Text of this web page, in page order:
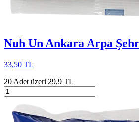
Nuh Un Ankara Arpa
33,50 TL
20 Adet üzeri 29,9 TL